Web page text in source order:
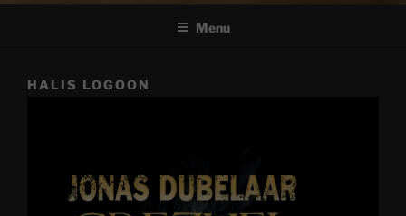
Menu
HALIS LOGOON